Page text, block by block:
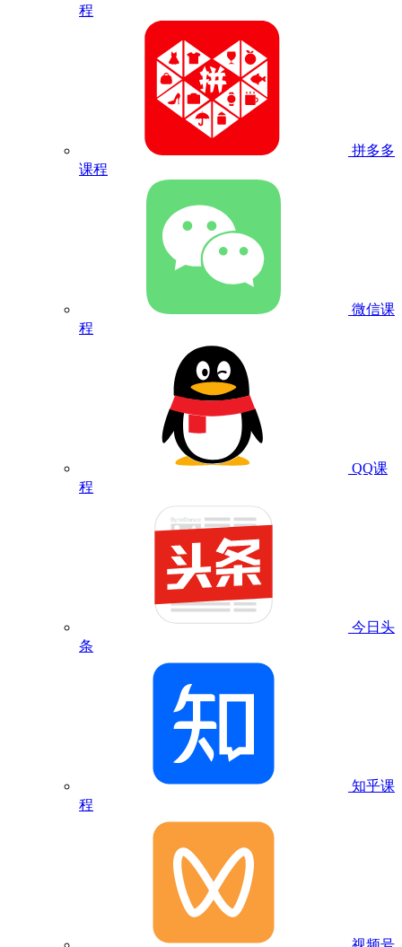
程
拼多多
课程
微信课
程
QQ课
程
今日头
条
知乎课
程